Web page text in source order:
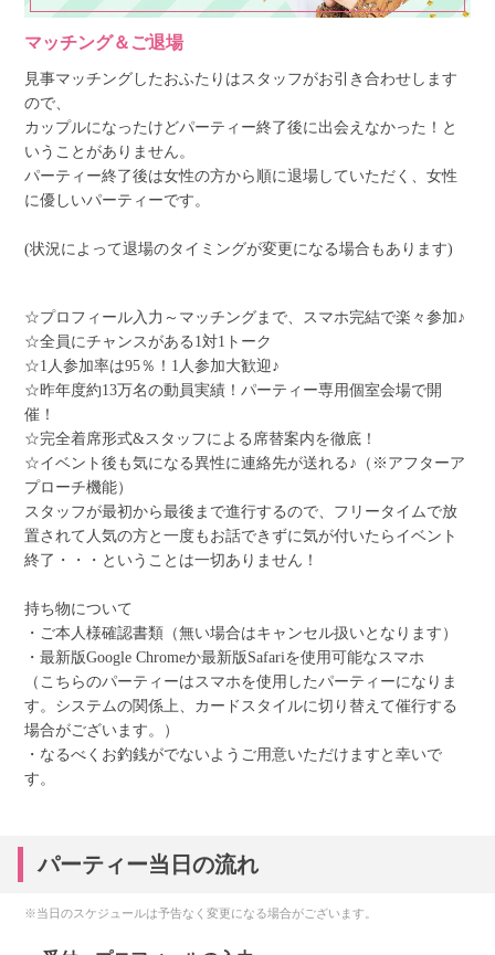
マッチング＆ご退場
見事マッチングしたおふたりはスタッフがお引き合わせします
ので、
カップルになったけどパーティー終了後に出会えなかった！と
いうことがありません。
パーティー終了後は女性の方から順に退場していただく、女性
に優しいパーティーです。
(状況によって退場のタイミングが変更になる場合もあります)
☆プロフィール入力～マッチングまで、スマホ完結で楽々参加♪
☆全員にチャンスがある1対1トーク
☆1人参加率は95％！1人参加大歓迎♪
☆昨年度約13万名の動員実績！パーティー専用個室会場で開
催！
☆完全着席形式&スタッフによる席替案内を徹底！
☆イベント後も気になる異性に連絡先が送れる♪（※アフターア
プローチ機能）
スタッフが最初から最後まで進行するので、フリータイムで放
置されて人気の方と一度もお話できずに気が付いたらイベント
終了・・・ということは一切ありません！
持ち物について
・ご本人様確認書類（無い場合はキャンセル扱いとなります）
・最新版Google Chromeか最新版Safariを使用可能なスマホ
（こちらのパーティーはスマホを使用したパーティーになりま
す。システムの関係上、カードスタイルに切り替えて催行する
場合がございます。）
・なるべくお釣銭がでないようご用意いただけますと幸いで
す。
パーティー当日の流れ
※当日のスケジュールは予告なく変更になる場合がございます。